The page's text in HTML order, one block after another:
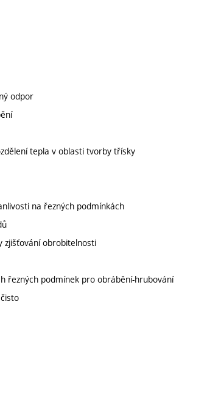
odpor
tepla v oblasti tvorby třísky
na řezných podmínkách
obrobitelnosti
řezných podmínek pro obrábění-hrubování